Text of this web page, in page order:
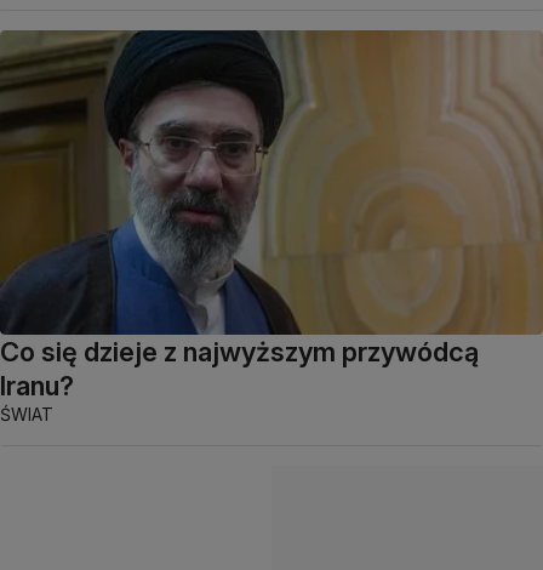
Co się dzieje z najwyższym przywódcą
Iranu?
ŚWIAT